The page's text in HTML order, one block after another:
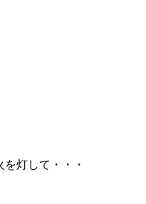
灯して・・・